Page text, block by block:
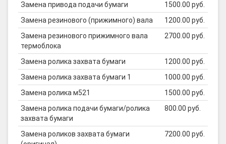
Замена привода подачи бумаги
1500.00 руб.
Замена резинового (прижимного) вала
1200.00 руб.
Замена резинового прижимного вала
термоблока
2700.00 руб.
Замена ролика захвата бумаги
1200.00 руб.
Замена ролика захвата бумаги 1
1000.00 руб.
Замена ролика м521
1500.00 руб.
Замена ролика подачи бумаги/ролика
захвата бумаги
800.00 руб.
Замена роликов захвата бумаги
7200.00 руб.